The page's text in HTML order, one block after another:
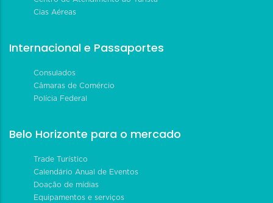
Cias Aéreas
Internacional e Passaportes
Consulados
Câmaras de Comércio
Polícia Federal
Belo Horizonte para o mercado
Trade Turístico
Calendário Anual de Eventos
Doação de mídias
Equipamentos e serviços